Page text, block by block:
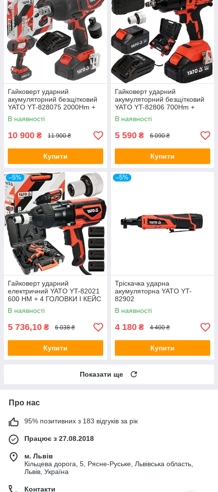
Гайковерт ударний
акумуляторний безщітковий
YATO YT-828075 2000Hm +
КЕЙС
В наявності
10 900 ₴ 11 900 ₴
Купити
Гайковерт ударний
акумуляторний безщітковий
YATO YT-82806 700Hm +
КЕЙС
В наявності
5 590 ₴ 6 090 ₴
Купити
–5%
Гайковерт ударний
електричний YATO YT-82021
600 НМ + 4 ГОЛОВКИ І КЕЙС
В наявності
5 736,10 ₴ 6 038 ₴
Купити
–5%
Тріскачка ударна
акумуляторна YATO YT-
82902
В наявності
4 180 ₴ 4 400 ₴
Купити
Показати ще
Про нас
95% позитивних з 183 відгуків за рік
Працює з 27.08.2018
м. Львів
Кільцева дорога, 5, Рясне-Руське, Львівська область,
Львів, Україна
Контакти